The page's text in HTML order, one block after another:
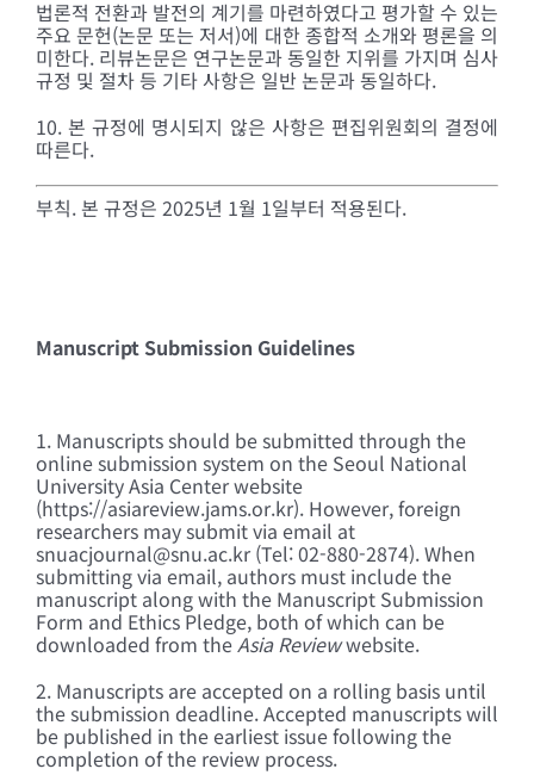
법론적 전환과 발전의 계기를 마련하였다고 평가할 수 있는
주요 문헌(논문 또는 저서)에 대한 종합적 소개와 평론을 의
미한다. 리뷰논문은 연구논문과 동일한 지위를 가지며 심사
규정 및 절차 등 기타 사항은 일반 논문과 동일하다.
10. 본 규정에 명시되지 않은 사항은 편집위원회의 결정에
따른다.
부칙. 본 규정은 2025년 1월 1일부터 적용된다.
Manuscript Submission Guidelines
1. Manuscripts should be submitted through the
online submission system on the Seoul National
University Asia Center website
(https://asiareview.jams.or.kr). However, foreign
researchers may submit via email at
snuacjournal@snu.ac.kr (Tel: 02-880-2874). When
submitting via email, authors must include the
manuscript along with the Manuscript Submission
Form and Ethics Pledge, both of which can be
downloaded from theAsia Reviewwebsite.
2. Manuscripts are accepted on a rolling basis until
the submission deadline. Accepted manuscripts will
be published in the earliest issue following the
completion of the review process.